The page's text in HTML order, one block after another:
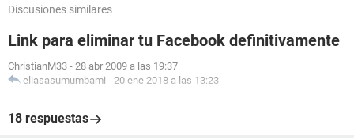
Discusiones similares
Link para eliminar tu Facebook definitivamente
ChristianM33 - 28 abr 2009 a las 19:37
eliasasumumbami - 20 ene 2018 a las 13:23
18 respuestas